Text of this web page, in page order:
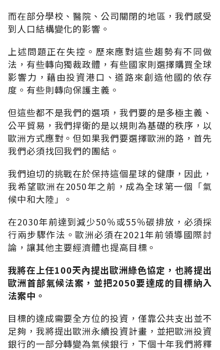
而在部分學校、醫院、公司關閉的地區，我們感受
到人口結構變化的影響。
上述問題正在失控。歷來應對這些趨勢有不同做
法，有些轉向獨裁政體，有些國家則選擇購買全球
影響力，藉由投資港口、道路來創造他國的依存
度。有些則轉向保護主義。
但這些都不是我們的選項，我們要的是多極主義、
公平貿易，我們捍衛的是以規則為基礎的秩序，以
歐洲方式應對。但如果我們要選擇歐洲的路，首先
我們必須找回我們的團結。
我們迫切的挑戰在於保持這個星球的健康，因此，
我希望歐洲在2050年之前，成為全球第一個「氣
候中和大陸」。
在2030年前達到減少50％或55％碳排放，必須採
行兩步驟作法。歐洲必須在2021年前領導國際討
論，讓其他主要經濟體也提高目標。
我將在上任100天內提出歐洲綠色協定，也將提出
歐洲首部氣候法案，並把2050要達成的目標納入
法案中。
目標的達成需要全方位的投資，僅靠公共支出並不
足夠，我將提出歐洲永續投資計畫，並把歐洲投資
銀行的一部分轉變為氣候銀行，下個十年我們將釋